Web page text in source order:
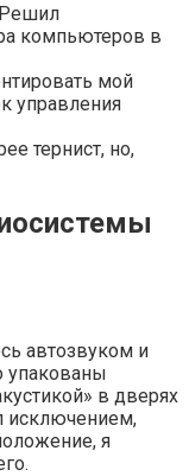
Решил
компьютеров в
мой
управления
тернист, но,
автозвуком и
в дверях
исключением,
я